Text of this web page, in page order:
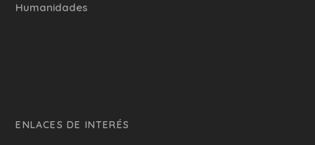
Humanidades
ENLACES DE INTERÉS